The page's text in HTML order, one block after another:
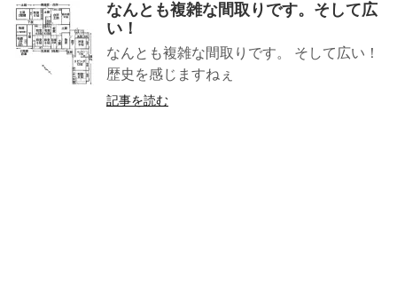
なんとも複雑な間取りです。そして広
い！
なんとも複雑な間取りです。 そして広い！
歴史を感じますねぇ
記事を読む